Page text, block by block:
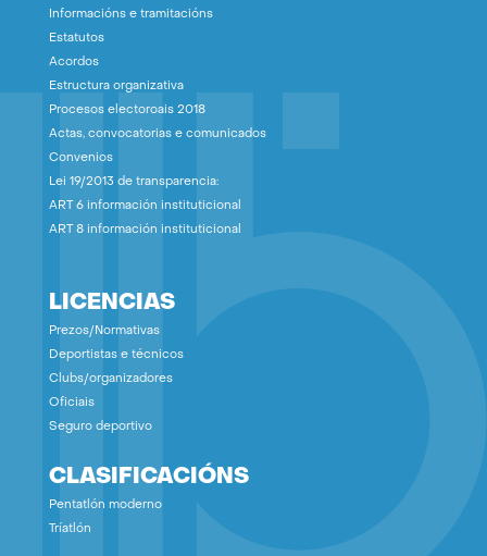
Informacións e tramitacións
Estatutos
Acordos
Estructura organizativa
Procesos electoroais 2018
Actas, convocatorias e comunicados
Convenios
Lei 19/2013 de transparencia:
ART 6 información instituticional
ART 8 información instituticional
LICENCIAS
Prezos/Normativas
Deportistas e técnicos
Clubs/organizadores
Oficiais
Seguro deportivo
CLASIFICACIÓNS
Pentatlón moderno
Tríatlón